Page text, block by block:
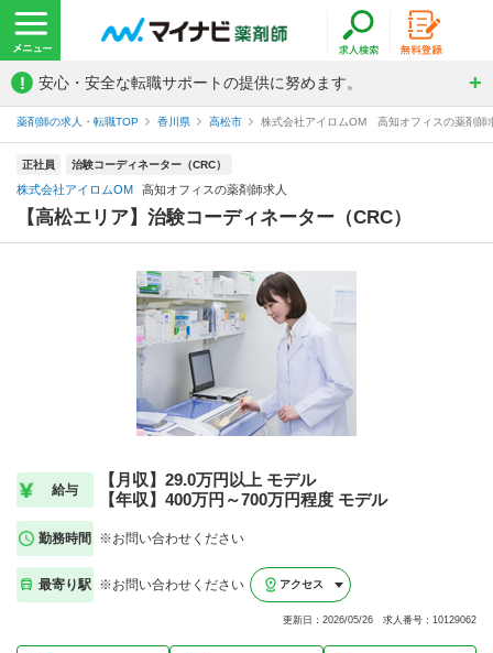
! 安心・安全な転職サポートの提供に努めます。
薬剤師の求人・転職TOP 香川県 高松市 株式会社アイロムOM 高知オフィスの薬剤師
正社員 治験コーディネーター（CRC）
株式会社アイロムOM 高知オフィスの薬剤師求人
【高松エリア】治験コーディネーター（CRC）
給与
【月収】29.0万円以上 モデル
【年収】400万円～700万円程度 モデル
勤務時間 ※お問い合わせください
最寄り駅 ※お問い合わせください アクセス
更新日：2026/05/26 求人番号：10129062